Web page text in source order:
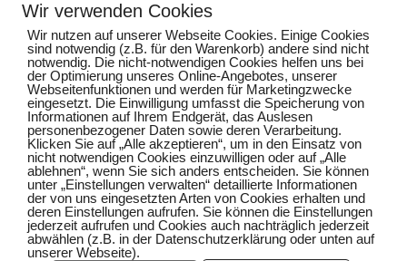
EINEN KOSTENLOSEN VIP TRAININGSTAG IM
WERT VON 200€ inkl.
EINEM PERSONALTRAINING
EINER KÖRPERANALYSE
EINEM INDIVIDUELLEN TRAININGSPLAN
HIER KLICKEN & GESCHENK
KOSTENLOS SICHERN
Wir verwenden Cookies
Wir nutzen auf unserer Webseite Cookies. Einige Cookies
sind notwendig (z.B. für den Warenkorb) andere sind nicht
notwendig. Die nicht-notwendigen Cookies helfen uns bei
der Optimierung unseres Online-Angebotes, unserer
Webseitenfunktionen und werden für Marketingzwecke
eingesetzt. Die Einwilligung umfasst die Speicherung von
Informationen auf Ihrem Endgerät, das Auslesen
personenbezogener Daten sowie deren Verarbeitung.
Klicken Sie auf „Alle akzeptieren“, um in den Einsatz von
nicht notwendigen Cookies einzuwilligen oder auf „Alle
ablehnen“, wenn Sie sich anders entscheiden. Sie können
unter „Einstellungen verwalten“ detaillierte Informationen
der von uns eingesetzten Arten von Cookies erhalten und
deren Einstellungen aufrufen. Sie können die Einstellungen
jederzeit aufrufen und Cookies auch nachträglich jederzeit
abwählen (z.B. in der Datenschutzerklärung oder unten auf
unserer Webseite).